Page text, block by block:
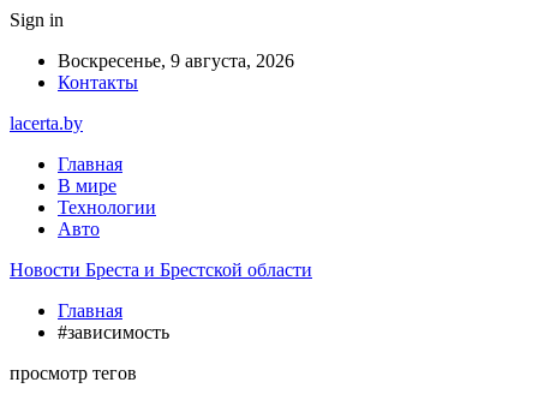
Sign in
Воскресенье, 9 августа, 2026
Контакты
lacerta.by
Главная
В мире
Технологии
Авто
Новости Бреста и Брестской области
Главная
#зависимость
просмотр тегов